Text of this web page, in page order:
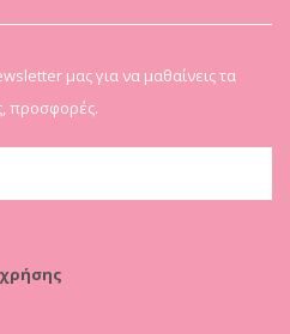
μας για να μαθαίνεις τα
προσφορές.